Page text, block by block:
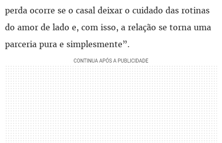
perda ocorre se o casal deixar o cuidado das rotinas
do amor de lado e, com isso, a relação se torna uma
parceria pura e simplesmente”.